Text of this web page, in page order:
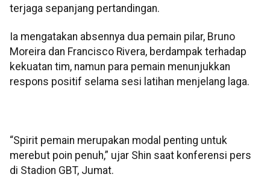
terjaga sepanjang pertandingan.
Ia mengatakan absennya dua pemain pilar, Bruno
Moreira dan Francisco Rivera, berdampak terhadap
kekuatan tim, namun para pemain menunjukkan
respons positif selama sesi latihan menjelang laga.
“Spirit pemain merupakan modal penting untuk
merebut poin penuh,” ujar Shin saat konferensi pers
di Stadion GBT, Jumat.